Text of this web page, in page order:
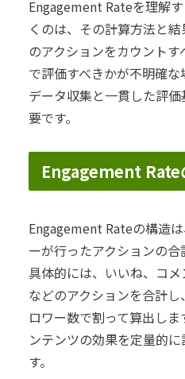
Engagement Rateを理解
くのは、その計算方法と
のアクションをカウント
で評価すべきかが不明確
データ収集と一貫した評
要です。
Engagement Rate
Engagement Rateの構造
ーが行ったアクションの合
具体的には、いいね、コ
などのアクションを合計
ロワー数で割って算出し
ンテンツの効果を定量的
す。